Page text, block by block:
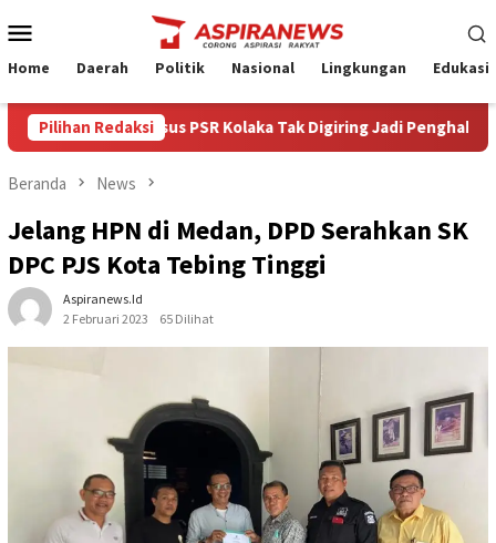
ke
Mobile
Home Daerah Politik Nasional Lingkungan Edukasi
Pilihan Redaksi
Minta Kasus PSR Kolaka Tak Digiring Jadi Penghakiman
Beranda News
Jelang HPN di Medan, DPD Serahkan SK
DPC PJS Kota Tebing Tinggi
Aspiranews.id
2 Februari 2023
65 Dilihat